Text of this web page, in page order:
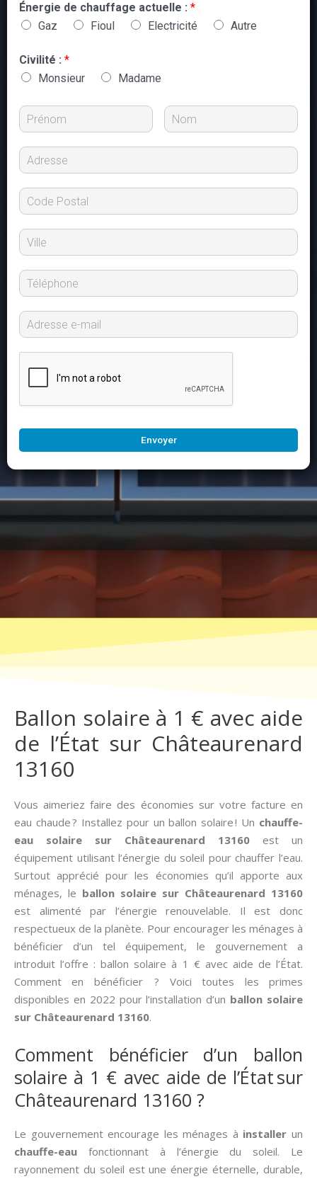
Énergie de chauffage actuelle : *
Gaz
Fioul Electricité Autre
Civilité : *
Monsieur
Madame
Envoyer
Ballon solaire à 1 € avec aide
de l’État sur Châteaurenard
13160
Vous aimeriez faire des économies sur votre facture en
eau chaude ? Installez pour un ballon solaire ! Un chauffe-
eau solaire sur Châteaurenard 13160 est un
équipement utilisant l’énergie du soleil pour chauffer l’eau.
Surtout apprécié pour les économies qu’il apporte aux
ménages, le ballon solaire sur Châteaurenard 13160
est alimenté par l’énergie renouvelable. Il est donc
respectueux de la planète. Pour encourager les ménages à
bénéficier d’un tel équipement, le gouvernement a
introduit l’offre : ballon solaire à 1 € avec aide de l’État.
Comment en bénéficier ? Voici toutes les primes
disponibles en 2022 pour l’installation d’un ballon solaire
sur Châteaurenard 13160.
Comment bénéficier d’un ballon
solaire à 1 € avec aide de l’État sur
Châteaurenard 13160 ?
Le gouvernement encourage les ménages à installer un
chauffe-eau fonctionnant à l’énergie du soleil. Le
rayonnement du soleil est une énergie éternelle, durable,